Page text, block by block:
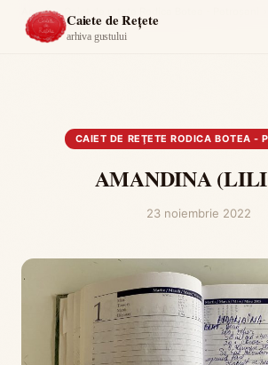
Caiete de Rețete
arhiva gustului
Acasă ›
CAIET DE REŢETE RODICA BOTEA -
AMANDINA
23 noiembrie 2022